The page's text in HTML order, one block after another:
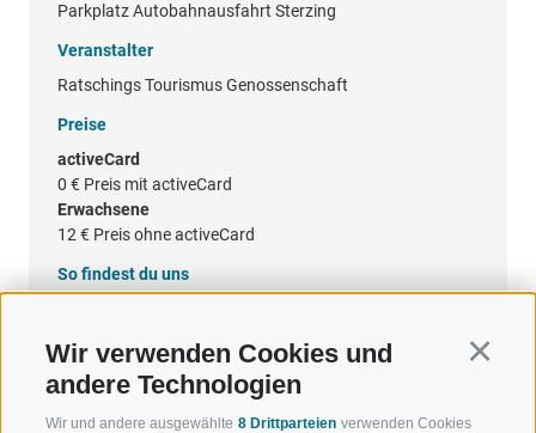
Wir verwenden Cookies und
andere Technologien
Wir und andere ausgewählte 8 Drittparteien verwenden Cookies
Parkplatz Autobahnausfahrt Sterzing
Veranstalter
Ratschings Tourismus Genossenschaft
Preise
activeCard
0 € Preis mit activeCard
Erwachsene
12 € Preis ohne activeCard
So findest du uns